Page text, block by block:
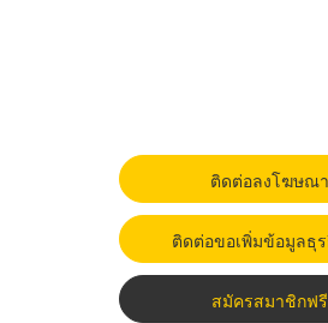
ติดต่อลงโฆษณา
ติดต่อขอเพิ่มข้อมูลธุ
สมัครสมาชิกฟรี